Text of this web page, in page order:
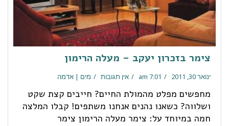
צימר בזכרון יעקב – מעלה הרימון
ינואר 30, 2011 7:01 am אין תגובות מים | אדמה
מחפשים מפלט מהמולת החיים? חייבים קצת שקט
ושלווה? כשאנו נהנים אנחנו משתפים! קבלו המלצה
חמה במיוחד על: צימר מעלה הרימון צימר